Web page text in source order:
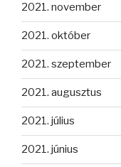
2021. november
2021. október
2021. szeptember
2021. augusztus
2021. július
2021. június